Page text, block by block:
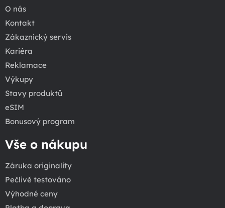
O nás
Kontakt
Zákaznický servis
Kariéra
Reklamace
Výkupy
Stavy produktů
eSIM
Bonusový program
Vše o nákupu
Záruka originality
Pečlivě testováno
Výhodné ceny